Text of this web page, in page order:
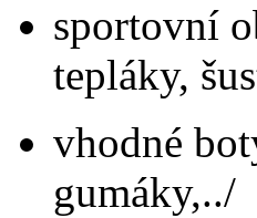
sportovní
tepláky,
vhodné
gumáky,../